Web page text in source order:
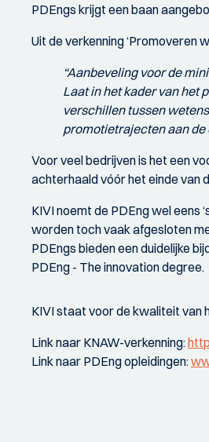
PDEngs krijgt een baan
Uit de verkenning ‘Promoveren
“Aanbeveling voor de
Laat in het kader van het
verschillen tussen
promotietrajecten aan de
Voor veel bedrijven is het een
achterhaald vóór het einde van
KIVI noemt de PDEng wel eens
worden toch vaak afgesloten
PDEngs bieden een duidelijke
PDEng - The innovation degree.
KIVI staat voor de kwaliteit van
Link naar KNAW-verkenning:
Link naar PDEng opleidingen: